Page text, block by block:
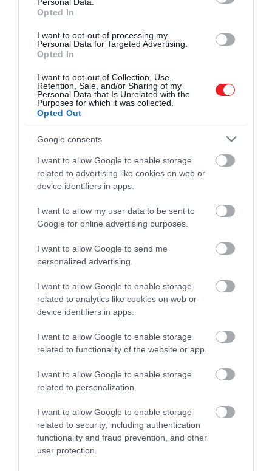
Opted In
I want to opt-out of processing my
Personal Data for Targeted Advertising.
Opted In
I want to opt-out of Collection, Use,
Retention, Sale, and/or Sharing of my
Personal Data that Is Unrelated with the
Purposes for which it was collected.
Opted Out
Google consents
I want to allow Google to enable storage
related to advertising like cookies on web or
device identifiers in apps.
I want to allow my user data to be sent to
Google for online advertising purposes.
I want to allow Google to send me
personalized advertising.
I want to allow Google to enable storage
related to analytics like cookies on web or
device identifiers in apps.
I want to allow Google to enable storage
related to functionality of the website or app.
I want to allow Google to enable storage
related to personalization.
I want to allow Google to enable storage
related to security, including authentication
functionality and fraud prevention, and other
user protection.
Ausztrália (12. hely), Kanada (13. hely), Írország (14.
Királyság (19. hely) is bekerült a legjobb 20 közé. Míg
a top 20-ban évről évre ugyanazok az országok
A balti ország az elmúlt hat évben fokozatosan
kúszott felfelé a rangsorban: a 2017-es 52. helyről
idén a 20. helyre emelkedett. És a többi balti ország,
Észtország (31. hely) és Lettország (41. hely) is egyre
feljebb lépett a rangsorban.
Magyarország az 51. helyen szerepel a közép-
Franciaország az idei jelentésben az első 20 helyről a
A lista legalján Afganisztán áll a 137. helyen. Libanon
egy hellyel feljebb, a 136. helyen áll. Ezekben az
országokban az átlagos életértékelés több mint öt
ponttal alacsonyabb (egy 0-tól 10-ig terjedő skálán),
rangsorban Oroszország a 70., Ukrajna pedig a 92.
helyen áll
​A világ 10 legboldogabb országa 2023-
Finnország
Dánia